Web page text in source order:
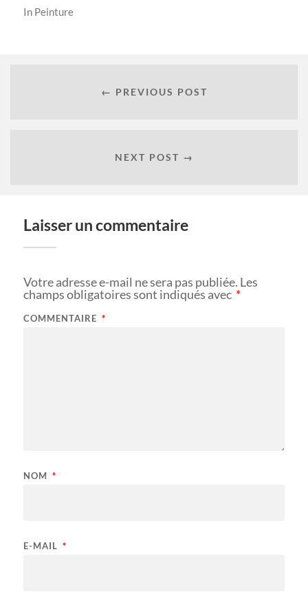
In Peinture
← PREVIOUS POST
NEXT POST →
Laisser un commentaire
Votre adresse e-mail ne sera pas publiée. Les
champs obligatoires sont indiqués avec *
COMMENTAIRE *
NOM *
E-MAIL *